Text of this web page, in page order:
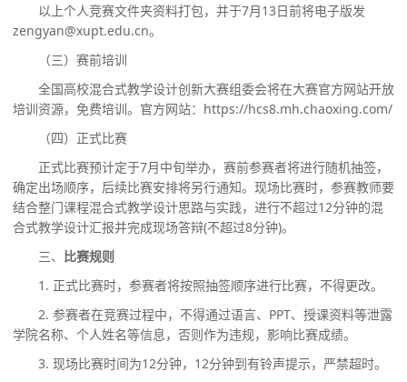
以上个人竞赛文件夹资料打包，并于7月13日前将电子版发
zengyan@xupt.edu.cn。
（三）赛前培训
全国高校混合式教学设计创新大赛组委会将在大赛官方网站开放
培训资源，免费培训。官方网站： https://hcs8.mh.chaoxing.com/
（四）正式比赛
正式比赛预计定于7月中旬举办，赛前参赛者将进行随机抽签，
确定出场顺序，后续比赛安排将另行通知。 现场比赛时，参赛教师要
结合整门课程混合式教学设计思路与实践，进行不超过12分钟的混
合式教学设计汇报并完成现场答辩(不超过8分钟)。
三、 比赛规则
1. 正式比赛时，参赛者将按照抽签顺序进行比赛，不得更改。
2. 参赛者在竞赛过程中，不得通过语言、PPT、授课资料等泄露
学院名称、个人姓名等信息，否则作为违规，影响比赛成绩。
3. 现场比赛时间为1 2分钟， 12分钟到有铃声提示，严禁超时。